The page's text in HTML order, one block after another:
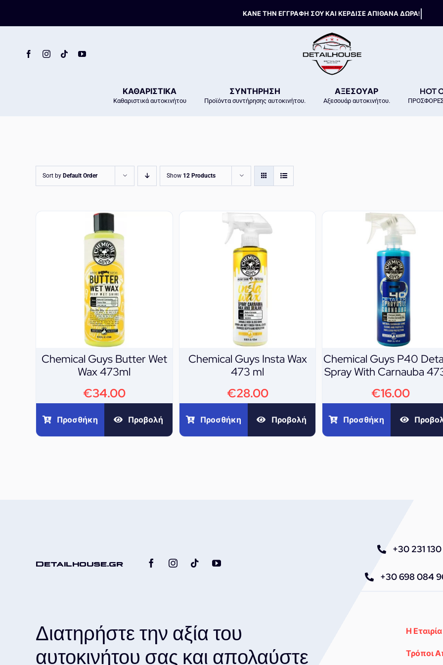
ΚΑΘΑΡΙΣΤΙΚΑ
Καθαριστικά αυτοκινήτου
ΣΥΝΤΗΡΗΣΗ
Προϊόντα συντήρησης αυτοκινήτου.
ΑΞΕΣΟΥΑΡ
Αξεσουάρ αυτοκινήτου.
HOT
Sort by Default Order Show 12 Products
Chemical Guys Butter Wet
Wax 473ml
€34.00
Προσθήκη Προβολή
Chemical Guys Insta Wax
473 ml
€28.00
Προσθήκη Προβολή
Chemical Guys P40
Spray With Carnauba
€16.00
Προσθήκη
Detailhouse.gr
+30 231 130
+30 698 084
Διατηρήστε την αξία του
αυτοκινήτου σας και απολαύστε
Η
Τρόποι